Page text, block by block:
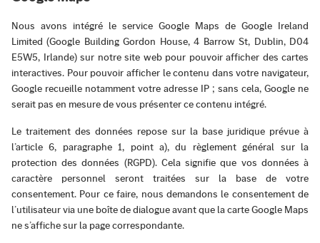
Nous avons intégré le service Google Maps de Google Ireland
Limited (Google Building Gordon House, 4 Barrow St, Dublin, D04
E5W5, Irlande) sur notre site web pour pouvoir afficher des cartes
interactives. Pour pouvoir afficher le contenu dans votre navigateur,
Google recueille notamment votre adresse IP ; sans cela, Google ne
serait pas en mesure de vous présenter ce contenu intégré.
Le traitement des données repose sur la base juridique prévue à
l’article 6, paragraphe 1, point a), du règlement général sur la
protection des données (RGPD). Cela signifie que vos données à
caractère personnel seront traitées sur la base de votre
consentement. Pour ce faire, nous demandons le consentement de
l’utilisateur via une boîte de dialogue avant que la carte Google Maps
ne s’affiche sur la page correspondante.